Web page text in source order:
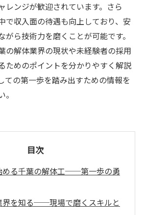
レンジが歓迎されています。さら
で収入面の待遇も向上しており、安
がら技術力を磨くことが可能です。
の解体業界の現状や未経験者の採用
ためのポイントを分かりやすく解説
ての第一歩を踏み出すための情報を
目次
める千葉の解体工──第一歩の勇
界を知る──現場で磨くスキルと